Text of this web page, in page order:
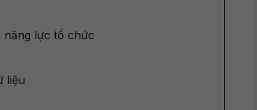
năng lực tổ chức
liệu